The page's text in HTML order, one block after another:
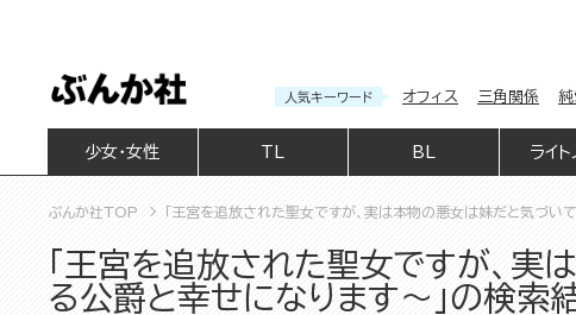
人気キーワード オフィス 三角関係
少女・女性 BL ライ
ぶんか社TOP 「王宮を追放された聖女ですが、実は本物の悪女は妹だと気づ
「王宮を追放された聖女ですが、
る公爵と幸せになります～」の検索